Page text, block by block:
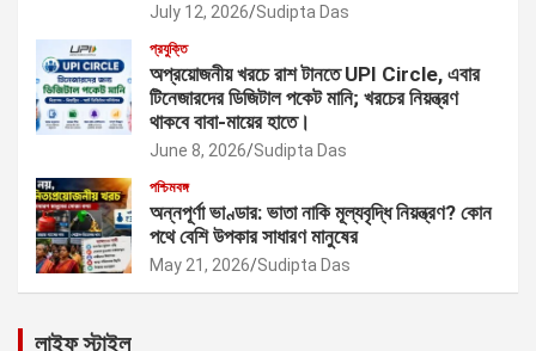
July 12, 2026 Sudipta Das
প্রযুক্তি
অপ্রয়োজনীয় খরচে রাশ টানতে UPI Circle, এবার
টিনেজারদের ডিজিটাল পকেট মানি; খরচের নিয়ন্ত্রণ
থাকবে বাবা-মায়ের হাতে।
June 8, 2026 Sudipta Das
পশ্চিমবঙ্গ
অন্নপূর্ণা ভাণ্ডার: ভাতা নাকি মূল্যবৃদ্ধি নিয়ন্ত্রণ? কোন
পথে বেশি উপকার সাধারণ মানুষের
May 21, 2026 Sudipta Das
লাইফ স্টাইল